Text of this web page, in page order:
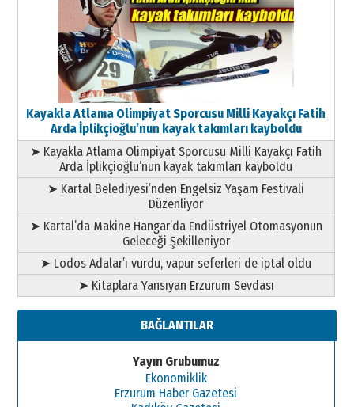
Kayakla Atlama Olimpiyat Sporcusu Milli Kayakçı Fatih
Arda İplikçioğlu’nun kayak takımları kayboldu
➤ Kayakla Atlama Olimpiyat Sporcusu Milli Kayakçı Fatih
Arda İplikçioğlu’nun kayak takımları kayboldu
➤ Kartal Belediyesi’nden Engelsiz Yaşam Festivali
Düzenliyor
➤ Kartal’da Makine Hangar’da Endüstriyel Otomasyonun
Geleceği Şekilleniyor
➤ Lodos Adalar’ı vurdu, vapur seferleri de iptal oldu
➤ Kitaplara Yansıyan Erzurum Sevdası
BAĞLANTILAR
Yayın Grubumuz
Ekonomiklik
Erzurum Haber Gazetesi